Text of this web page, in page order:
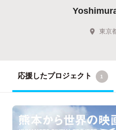
東京
応援したプロジェクト 1